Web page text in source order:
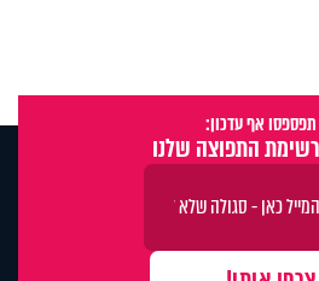
אף עדכון:
התפוצה שלנו